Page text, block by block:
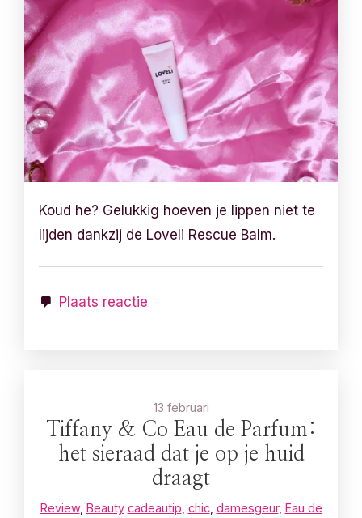
Koud he? Gelukkig hoeven je lippen niet te
lijden dankzij de Loveli Rescue Balm.
Plaats reactie
13 februari
Tiffany & Co Eau de Parfum:
het sieraad dat je op je huid
draagt
Review, Beauty cadeautip chic, damesgeur, Eau de